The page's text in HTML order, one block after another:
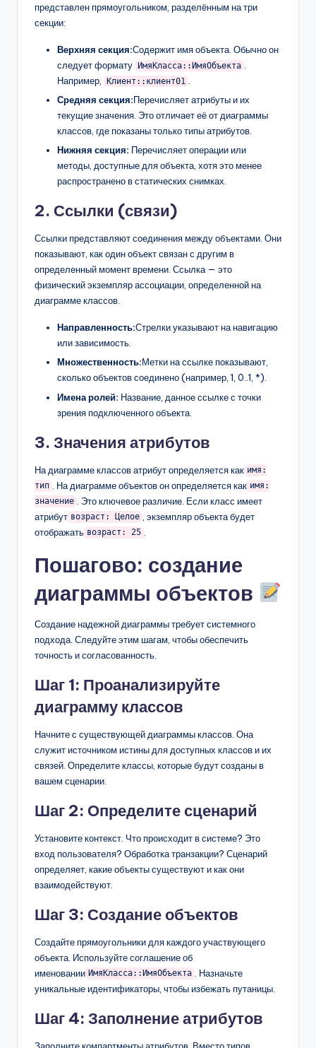
представлен прямоугольником, разделённым на три
секции:
Верхняя секция:Содержит имя объекта. Обычно он
следует формату
ИмяКласса::ИмяОбъекта
Например,
Клиент::клиент01
Средняя секция:Перечисляет атрибуты и их
текущие значения. Это отличает её от диаграммы
классов, где показаны только типы атрибутов.
Нижняя секция: Перечисляет операции или
методы, доступные для объекта, хотя это менее
распространено в статических снимках.
2. Ссылки (связи)
Ссылки представляют соединения между объектами. Они
показывают, как один объект связан с другим в
определенный момент времени. Ссылка — это
физический экземпляр ассоциации, определенной на
диаграмме классов.
Направленность:Стрелки указывают на навигацию
или зависимость.
Множественность:Метки на ссылке показывают,
сколько объектов соединено (например, 1, 0..1, *).
Имена ролей: Название, данное ссылке с точки
зрения подключенного объекта.
3. Значения атрибутов
На диаграмме классов атрибут определяется как имя:
тип
. На диаграмме объектов он определяется как имя:
значение
. Это ключевое различие. Если класс имеет
атрибут возраст: Целое
, экземпляр объекта будет
отображать возраст: 25
Пошагово: создание
диаграммы объектов
Создание надежной диаграммы требует системного
подхода. Следуйте этим шагам, чтобы обеспечить
точность и согласованность.
Шаг 1: Проанализируйте
диаграмму классов
Начните с существующей диаграммы классов. Она
служит источником истины для доступных классов и их
связей. Определите классы, которые будут созданы в
вашем сценарии.
Шаг 2: Определите сценарий
Установите контекст. Что происходит в системе? Это
вход пользователя? Обработка транзакции? Сценарий
определяет, какие объекты существуют и как они
взаимодействуют.
Шаг 3: Создание объектов
Создайте прямоугольники для каждого участвующего
объекта. Используйте соглашение об
именовании ИмяКласса::ИмяОбъекта
. Назначьте
уникальные идентификаторы, чтобы избежать путаницы.
Шаг 4: Заполнение атрибутов
Заполните компартменты атрибутов. Вместо типов